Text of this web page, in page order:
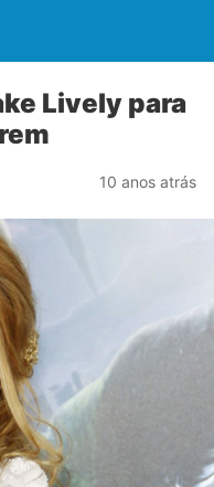
Lively para
10 anos atrás